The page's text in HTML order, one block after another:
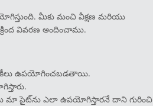
మీకు మంచి వీక్షణ మరియు
వివరణ అందించాము.
ఉపయోగించబడతాయి.
మా సైట్‌ను ఎలా ఉపయోగిస్తారనే దాని గురించి